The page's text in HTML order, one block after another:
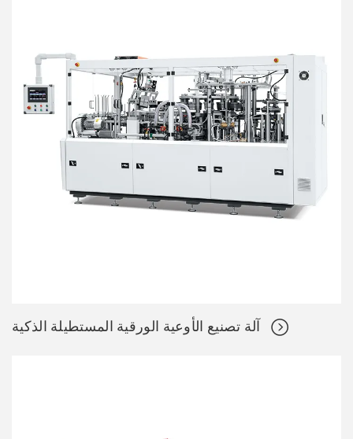
آلة تصنيع الأوعية الورقية المستطيلة الذكية